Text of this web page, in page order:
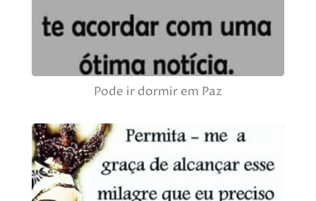
Pode ir dormir em Paz